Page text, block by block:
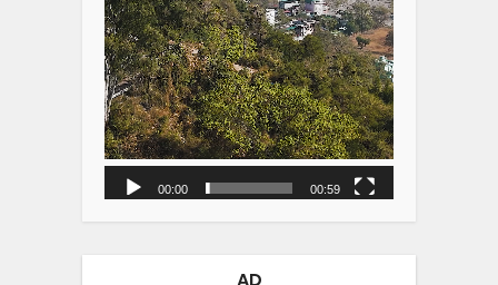
00:00 00:59
AD